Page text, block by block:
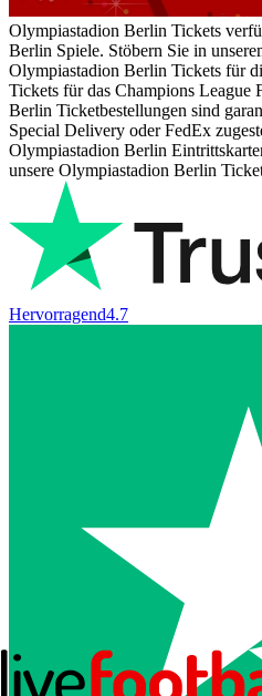
Olympiastadion Berlin Tickets
Berlin Spiele. Stöbern Sie in
Olympiastadion Berlin Tickets für
Tickets für das Champions League
Berlin Ticketbestellungen sind
Special Delivery oder FedEx
Olympiastadion Berlin
unsere Olympiastadion Berlin
Hervorragend4.7